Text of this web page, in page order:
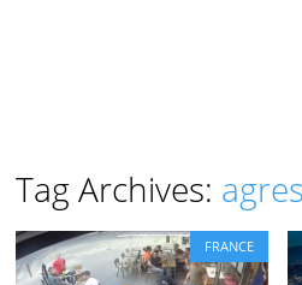
Tag Archives:
FRANCE